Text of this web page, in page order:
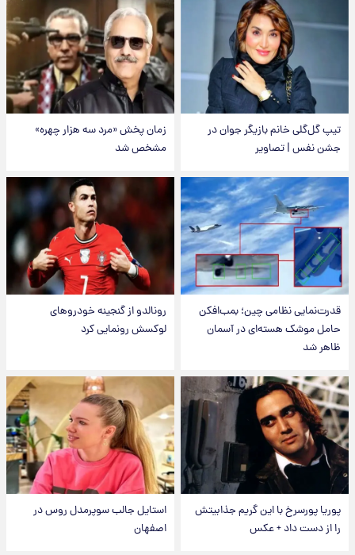
تیپ گل‌گلی خانم بازیگر جوان در
جشن نفس | تصاویر
زمان پخش «مرد سه هزار چهره»
مشخص شد
قدرت‌نمایی نظامی چین؛ بمب‌افکن
حامل موشک هسته‌ای در آسمان
ظاهر شد
رونالدو از گنجینه خودروهای
لوکسش رونمایی کرد
پوریا پورسرخ با این گریم جذابیتش
را از دست داد + عکس
استایل جالب سوپرمدل روس در
اصفهان